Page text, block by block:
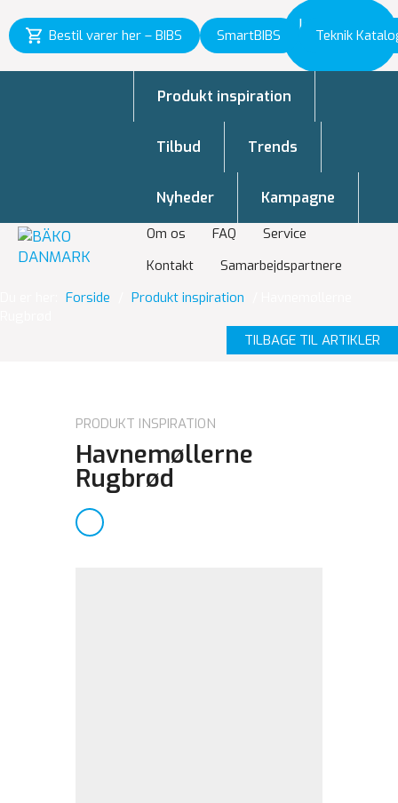
Bestil varer her – BIBS SmartBIBS Teknik
Inspiration
til vækst
Om os FAQ
Service
Kontakt
Samarbejdspartnere
Produkt inspiration
Tilbud Trends
Nyheder Kampagne
Forside Produkt inspiration
TILBAGE TIL ARTIKLER
PRODUKT INSPIRATION
Havnemøllerne
Rugbrød